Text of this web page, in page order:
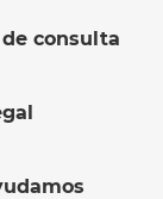
consulta